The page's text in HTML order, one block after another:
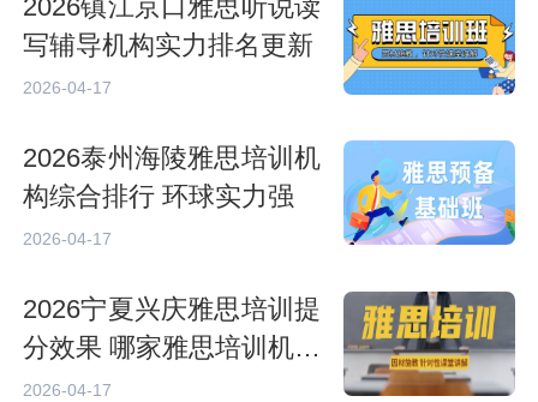
2026镇江京口雅思听说读
写辅导机构实力排名更新
2026-04-17
2026泰州海陵雅思培训机
构综合排行 环球实力强
2026-04-17
2026宁夏兴庆雅思培训提
分效果 哪家雅思培训机构
好
2026-04-17